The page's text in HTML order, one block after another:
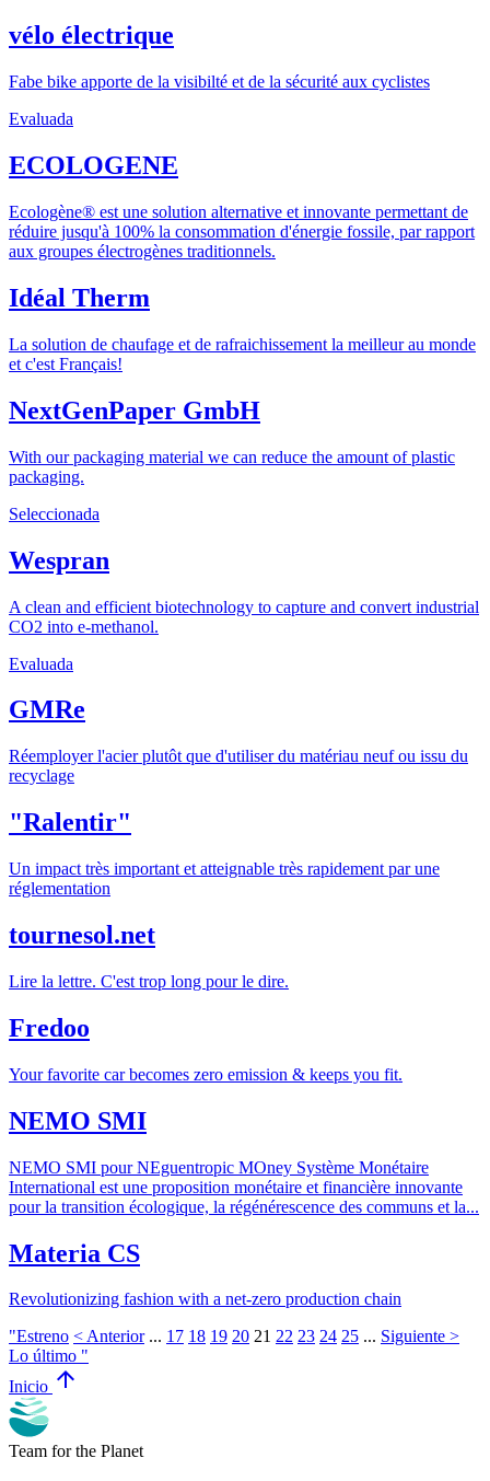
vélo électrique
Fabe bike apporte de la visibilté et de la sécurité aux cyclistes
Evaluada
ECOLOGENE
Ecologène® est une solution alternative et innovante permettant de
réduire jusqu'à 100% la consommation d'énergie fossile, par rapport
aux groupes électrogènes traditionnels.
Idéal Therm
La solution de chaufage et de rafraichissement la meilleur au monde
et c'est Français!
NextGenPaper GmbH
With our packaging material we can reduce the amount of plastic
packaging.
Seleccionada
Wespran
A clean and efficient biotechnology to capture and convert industrial
CO2 into e-methanol.
Evaluada
GMRe
Réemployer l'acier plutôt que d'utiliser du matériau neuf ou issu du
recyclage
"Ralentir"
Un impact très important et atteignable très rapidement par une
réglementation
tournesol.net
Lire la lettre. C'est trop long pour le dire.
Fredoo
Your favorite car becomes zero emission & keeps you fit.
NEMO SMI
NEMO SMI pour NEguentropic MOney Système Monétaire
International est une proposition monétaire et financière innovante
pour la transition écologique, la régénérescence des communs et la...
Materia CS
Revolutionizing fashion with a net-zero production chain
"Estreno < Anterior ... 17 18 19 20 21 22 23 24 25 ... Siguiente >
Lo último "
Inicio arrow_upward
Team for the Planet